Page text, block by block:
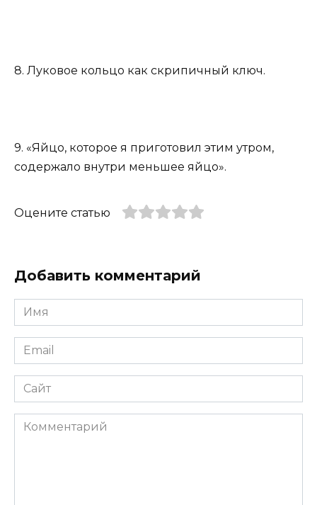
8. Луковое кольцо как скрипичный ключ.
9. «Яйцо, которое я приготовил этим утром,
содержало внутри меньшее яйцо».
Оцените статью
Добавить комментарий
Имя
*
Email
*
Сайт
Комментарий